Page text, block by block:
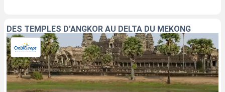
DES TEMPLES D'ANGKOR AU DELTA DU MÉKONG